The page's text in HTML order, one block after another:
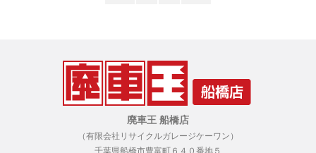
廃車王 船橋店
（有限会社リサイクルガレージケーワン）
千葉県船橋市豊富町６４０番地５